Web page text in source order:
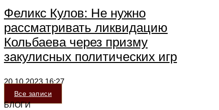
Феликс Кулов: Не нужно
рассматривать ликвидацию
Кольбаева через призму
закулисных политических игр
20.10.202316:27
Все записи
БЛОГИ